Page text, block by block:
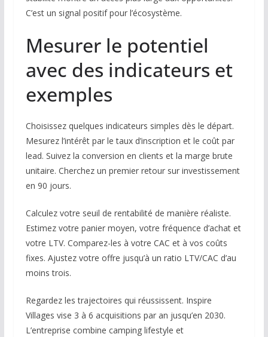
C’est un signal positif pour l’écosystème.
Mesurer le potentiel
avec des indicateurs et
exemples
Choisissez quelques indicateurs simples dès le départ.
Mesurez l’intérêt par le taux d’inscription et le coût par
lead. Suivez la conversion en clients et la marge brute
unitaire. Cherchez un premier retour sur investissement
en 90 jours.
Calculez votre seuil de rentabilité de manière réaliste.
Estimez votre panier moyen, votre fréquence d’achat et
votre LTV. Comparez-les à votre CAC et à vos coûts
fixes. Ajustez votre offre jusqu’à un ratio LTV/CAC d’au
moins trois.
Regardez les trajectoires qui réussissent. Inspire
Villages vise 3 à 6 acquisitions par an jusqu’en 2030.
L’entreprise combine camping lifestyle et